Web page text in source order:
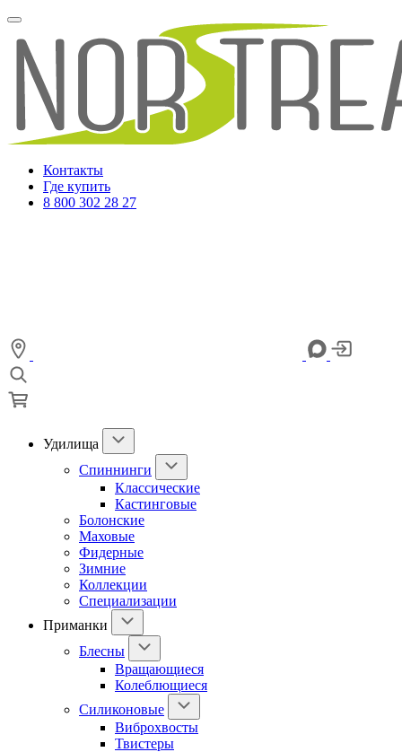
Контакты
Где купить
8 800 302 28 27
Удилища
Спиннинги
Классические
Кастинговые
Болонские
Маховые
Фидерные
Зимние
Коллекции
Специализации
Приманки
Блесны
Вращающиеся
Колеблющиеся
Силиконовые
Виброхвосты
Твистеры